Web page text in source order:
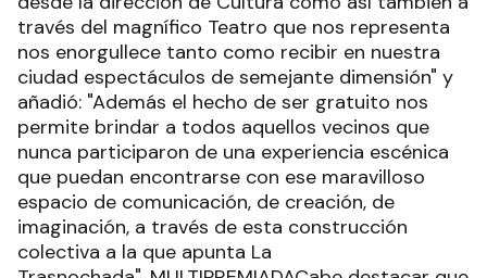
través del magnífico Teatro que nos representa
nos enorgullece tanto como recibir en nuestra
ciudad espectáculos de semejante dimensión" y
añadió: "Además el hecho de ser gratuito nos
permite brindar a todos aquellos vecinos que
nunca participaron de una experiencia escénica
que puedan encontrarse con ese maravilloso
espacio de comunicación, de creación, de
imaginación, a través de esta construcción
colectiva a la que apunta La